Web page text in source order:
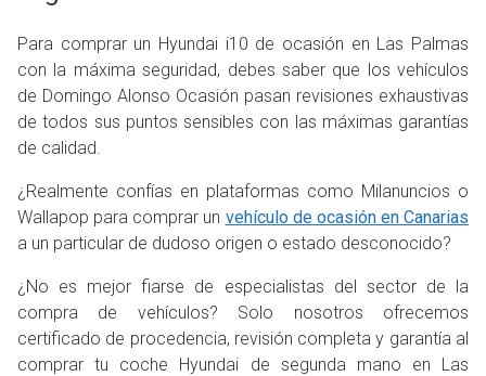
Para comprar un Hyundai i10 de ocasión en Las Palmas
con la máxima seguridad, debes saber que los vehículos
de Domingo Alonso Ocasión pasan revisiones exhaustivas
de todos sus puntos sensibles con las máximas garantías
de calidad.
¿Realmente confías en plataformas como Milanuncios o
Wallapop para comprar un vehículo de ocasión en Canarias
a un particular de dudoso origen o estado desconocido?
¿No es mejor fiarse de especialistas del sector de la
compra de vehículos? Solo nosotros ofrecemos
certificado de procedencia, revisión completa y garantía al
comprar tu coche Hyundai de segunda mano en Las